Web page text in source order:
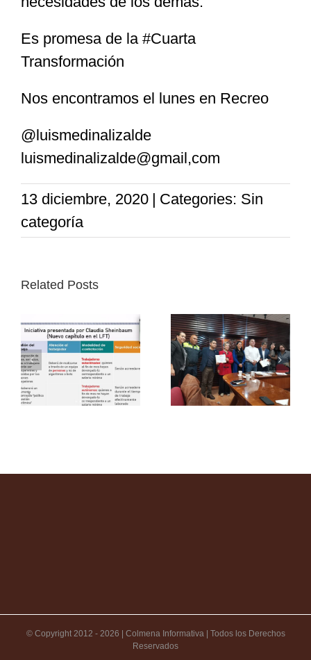
Es promesa de la #Cuarta
Transformación
Nos encontramos el lunes en Recreo
@luismedinalizalde
luismedinalizalde@gmail,com
13 diciembre, 2020 | Categories: Sin
categoría
Related Posts
© Copyright 2012 - 2026 | Colmena Informativa | Todos los Derechos
Reservados